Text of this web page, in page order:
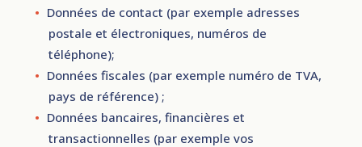
Données de contact (par exemple adresses
postale et électroniques, numéros de
téléphone);
Données fiscales (par exemple numéro de TVA,
pays de référence) ;
Données bancaires, financières et
transactionnelles (par exemple vos